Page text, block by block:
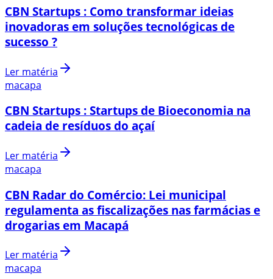
CBN Startups : Como transformar ideias
inovadoras em soluções tecnológicas de
sucesso ?
Ler matéria
macapa
CBN Startups : Startups de Bioeconomia na
cadeia de resíduos do açaí
Ler matéria
macapa
CBN Radar do Comércio: Lei municipal
regulamenta as fiscalizações nas farmácias e
drogarias em Macapá
Ler matéria
macapa